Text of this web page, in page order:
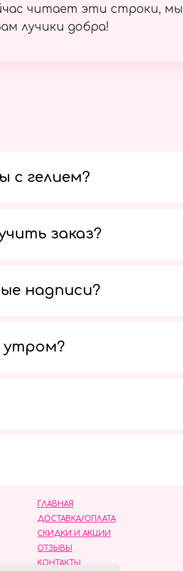
читает эти строки, мы
лучики добра!
с гелием?
заказ?
надписи?
утром?
ОТЗЫВЫ
ГЛАВНАЯ
ДОСТАВКА/ОПЛАТА
СКИДКИ И АКЦИИ
КОНТАКТЫ